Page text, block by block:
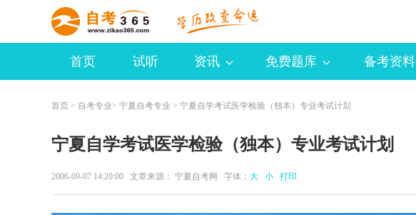
首页 试听 资讯 免费题库 备考资料
首页 > 自考专业> 宁夏自考专业 > 宁夏自学考试医学检验（独本）专业考试计划
宁夏自学考试医学检验（独本）专业考试计划
2006-09-07 14:20:00 文章来源： 宁夏自考网 字体： 大 小 打印